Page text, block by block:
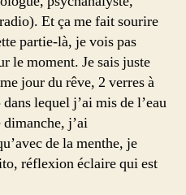
Et ça me fait sourire
partie-là, je vois pas
le moment. Je sais juste
jour du rêve, 2 verres à
lequel j’ai mis de l’eau
j’ai
de la menthe, je
réflexion éclaire qui est